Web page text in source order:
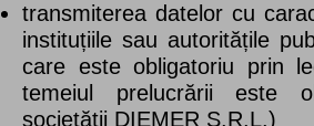
transmiterea datelor cu
instituțiile sau autoritățile
care este obligatoriu prin
temeiul prelucrării este
societății DIEMER S.R.L.)